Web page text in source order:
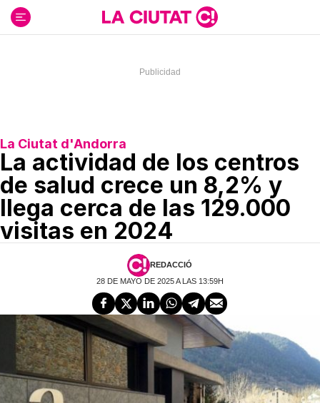
contenido
La Ciutat d'Andorra
La actividad de los centros
de salud crece un 8,2% y
llega cerca de las 129.000
visitas en 2024
REDACCIÓ
28 DE MAYO DE 2025 A LAS 13:59H